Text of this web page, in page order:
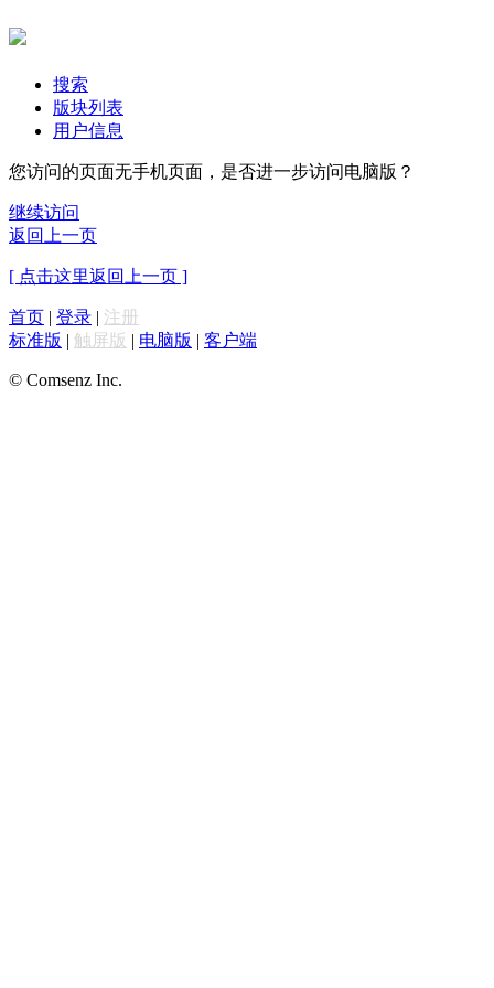
搜索
版块列表
用户信息
您访问的页面无手机页面，是否进一步访问电脑版？
继续访问
返回上一页
[ 点击这里返回上一页 ]
首页 | 登录 | 注册
标准版 | 触屏版 | 电脑版 | 客户端
© Comsenz Inc.